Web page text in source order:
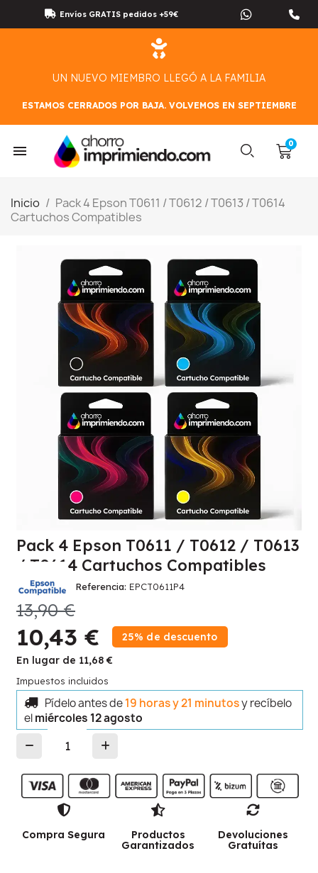
Envíos GRATIS pedidos +59€
UN NUEVO MIEMBRO LLEGÓ A LA FAMILIA
ESTAMOS CERRADOS POR BAJA. VOLVEMOS EN SEPTIEMBRE
Inicio
Pack 4 Epson T0611 / T0612 / T0613 / T0614
Cartuchos Compatibles
Pack 4 Epson T0611 / T0612 / T0613
/ T0614 Cartuchos Compatibles
Referencia EPCT0611P4
13,90 €
10,43 €
25% de descuento
En lugar de 11,68 €
Impuestos incluidos
Pídelo antes de19 horas y 21 minutosy recíbelo
elmiércoles 12 agosto
Compra Segura
Productos
Garantizados
Devoluciones
Gratuítas